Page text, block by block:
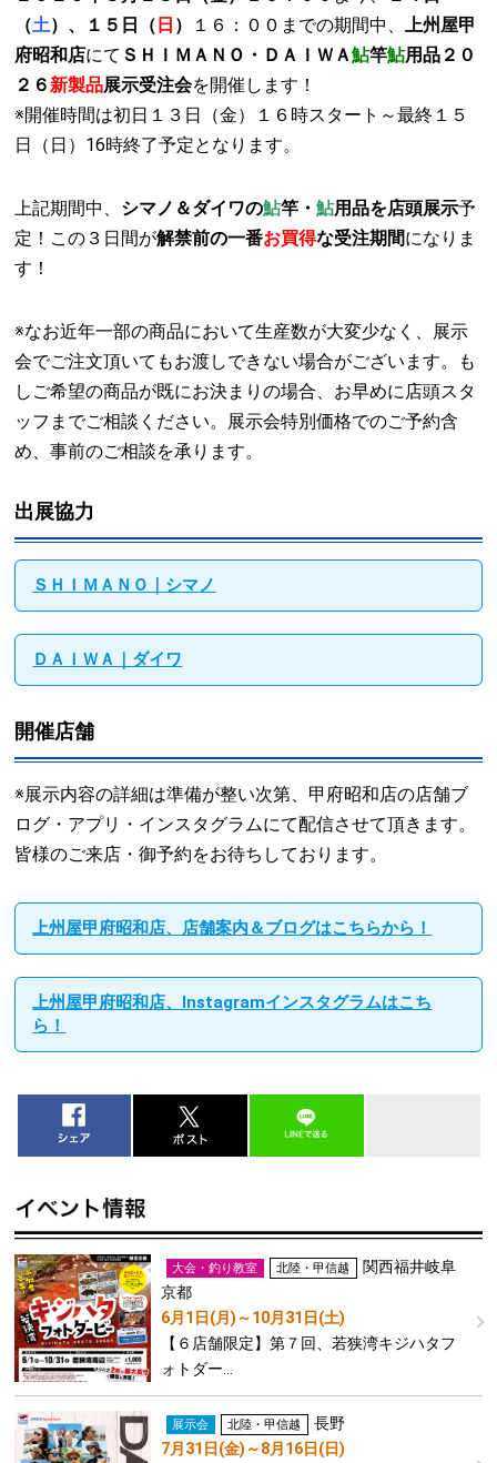
（土）、１５日（ 日 ） １６：００までの期間中、上州屋甲
府昭和店にて ＳＨＩＭＡＮＯ・ＤＡＩＷＡ鮎竿鮎用品２０
２６新製品展示受注会を開催します！
※開催時間は初日１３日（金）１６時スタート～最終１５
日（日）16時終了予定となります。
上記期間中、 シマノ＆ダイワの鮎竿・鮎用品を店頭展示予
定！この３日間が解禁前の一番お買得な受注期間になりま
す！
※なお近年一部の商品において生産数が大変少なく、展示
会でご注文頂いてもお渡しできない場合がございます。も
しご希望の商品が既にお決まりの場合、お早めに店頭スタ
ッフまでご相談ください。展示会特別価格でのご予約含
め、事前のご相談を承ります。
出展協力
ＳＨＩＭＡＮＯ｜シマノ
ＤＡＩＷＡ｜ダイワ
開催店舗
※展示内容の詳細は準備が整い次第、甲府昭和店の店舗ブ
ログ・アプリ・インスタグラムにて配信させて頂きます。
皆様のご来店・御予約をお待ちしております。
上州屋甲府昭和店、店舗案内＆ブログはこちらから！
上州屋甲府昭和店、Instagramインスタグラムはこち
ら！
大会・釣り教室 北陸・甲信越 関西福井岐阜
京都
6月1日(月)～10月31日(土)
【６店舗限定】第７回、若狭湾キジハタフ
ォトダー…
展示会 北陸・甲信越
長野
7月31日(金)～8月16日(日)